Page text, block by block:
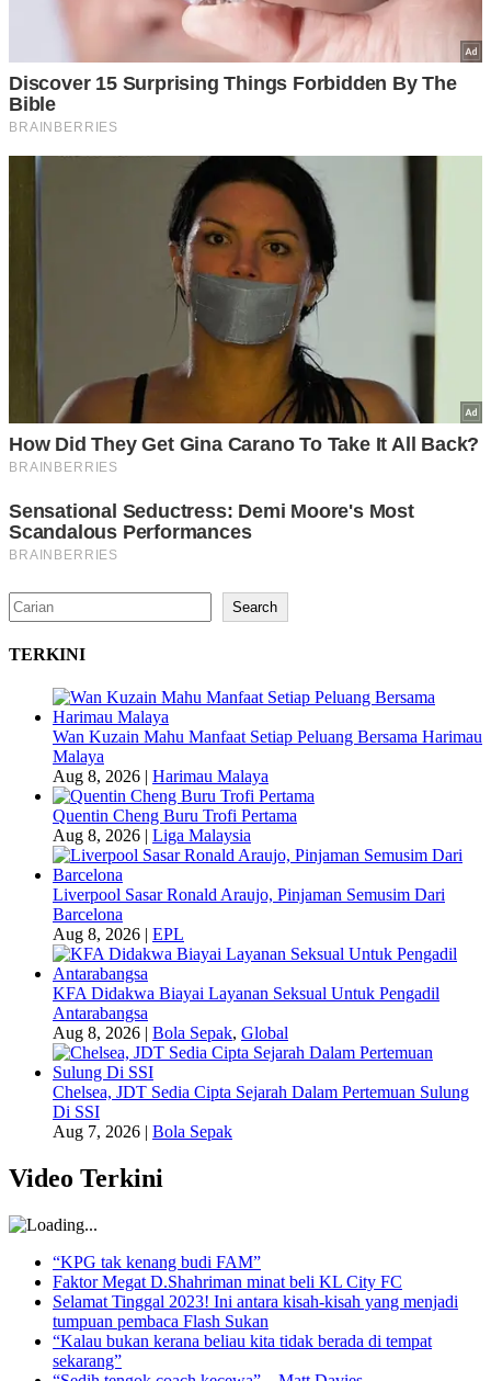
Search Search
TERKINI
Wan Kuzain Mahu Manfaat Setiap Peluang Bersama Harimau
Malaya
Aug 8, 2026 | Harimau Malaya
Quentin Cheng Buru Trofi Pertama
Aug 8, 2026 | Liga Malaysia
Liverpool Sasar Ronald Araujo, Pinjaman Semusim Dari
Barcelona
Aug 8, 2026 | EPL
KFA Didakwa Biayai Layanan Seksual Untuk Pengadil
Antarabangsa
Aug 8, 2026 | Bola Sepak, Global
Chelsea, JDT Sedia Cipta Sejarah Dalam Pertemuan Sulung
Di SSI
Aug 7, 2026 | Bola Sepak
Video Terkini
“KPG tak kenang budi FAM”
Faktor Megat D.Shahriman minat beli KL City FC
Selamat Tinggal 2023! Ini antara kisah-kisah yang menjadi
tumpuan pembaca Flash Sukan
“Kalau bukan kerana beliau kita tidak berada di tempat
sekarang”